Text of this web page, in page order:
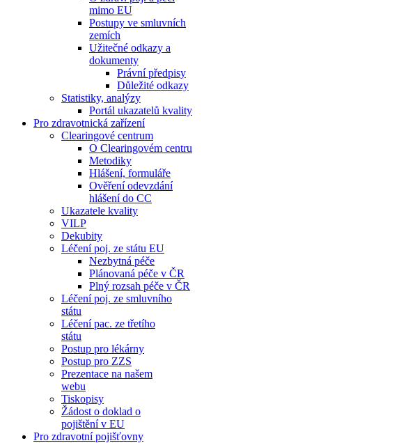
mimo EU
Postupy ve smluvních
zemích
Užitečné odkazy a
dokumenty
Právní předpisy
Důležité odkazy
Statistiky, analýzy
Portál ukazatelů kvality
Pro zdravotnická zařízení
Clearingové centrum
O Clearingovém centru
Metodiky
Hlášení, formuláře
Ověření odevzdání
hlášení do CC
Ukazatele kvality
VILP
Dekubity
Léčení poj. ze státu EU
Nezbytná péče
Plánovaná péče v ČR
Plný rozsah péče v ČR
Léčení poj. ze smluvního
státu
Léčení pac. ze třetího
státu
Postup pro lékárny
Postup pro ZZS
Prezentace na našem
webu
Tiskopisy
Žádost o doklad o
pojištění v EU
Pro zdravotní pojišťovny